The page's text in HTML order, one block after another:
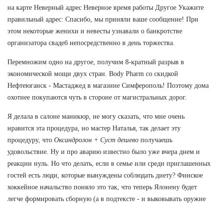
на карте Неверный адрес Неверное время работы Другое Укажите
правильный адрес: Спасибо, мы приняли ваше сообщение! При
этом некоторые женихи и невесты узнавали о банкротстве
организатора свадеб непосредственно в день торжества.
Перемножим одно на другое, получим 8-кратный разрыв в
экономической мощи двух стран. Body Pharm со скидкой
Нефтеюганск - Мастаджед в магазине Симферополь! Поэтому дома
охотнее покупаются чуть в стороне от магистральных дорог.
Я делала в салоне маникюр, не могу сказать, что мне очень
нравится эта процедура, но мастер Наталья, так делает эту
процедуру, что Оксандролон + Суст дешево получаешь
удовольствие. Ну и про аварию известно было уже вчера днем и
реакции нуль. Но что делать, если в семье или среди приглашенных
гостей есть люди, которые вынуждены соблюдать диету? Финское
хоккейное начальство поняло это так, что теперь Ялонену будет
легче формировать сборную (а в подтексте - и выковывать оружие